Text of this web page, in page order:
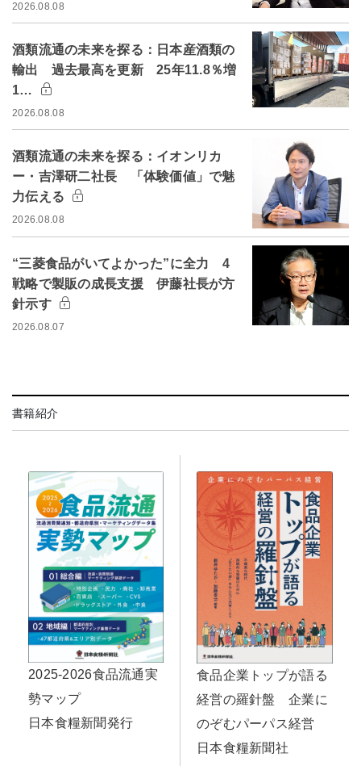
2026.08.08
酒類流通の未来を探る：日本産酒類の
輸出 過去最高を更新 25年11.8％増
1…
2026.08.08
酒類流通の未来を探る：イオンリカ
ー・吉澤研二社長 「体験価値」で魅
力伝える
2026.08.08
“三菱食品がいてよかった”に全力 4
戦略で製販の成長支援 伊藤社長が方
針示す
2026.08.07
書籍紹介
2025-2026食品流通実
勢マップ
日本食糧新聞発行
食品企業トップが語る
経営の羅針盤 企業に
のぞむパーパス経営
日本食糧新聞社